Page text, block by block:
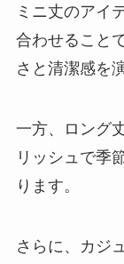
ミニ丈のアイ
合わせること
さと清潔感を
一方、ロング
リッシュで季
ります。
さらに、カジ